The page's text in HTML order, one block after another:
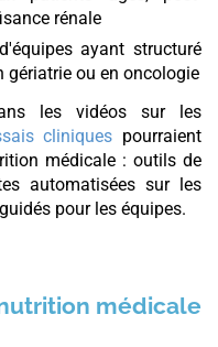
rénale
ayant structuré
gériatrie ou en oncologie
les vidéos sur les
cliniques pourraient
médicale : outils de
automatisées sur les
pour les équipes.
médicale